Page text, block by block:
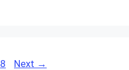
Page
8 Next →